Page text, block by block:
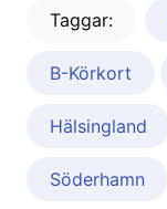
Taggar:
B-Körkort
Hälsingland
Söderhamn